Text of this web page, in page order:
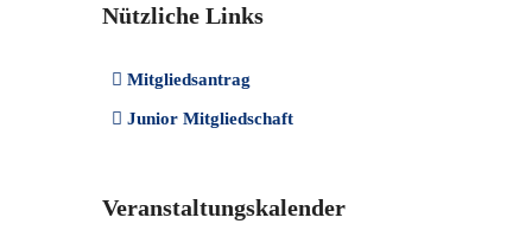
Nützliche Links
Mitgliedsantrag
Junior Mitgliedschaft
Veranstaltungskalender